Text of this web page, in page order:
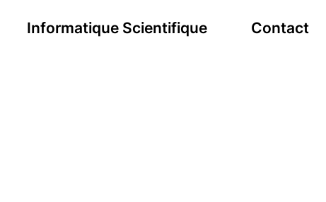
Informatique Scientifique Contact